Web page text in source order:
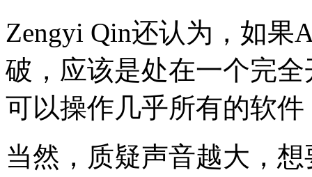
Zengyi Qin还认为，如果
破，应该是处在一个完
可以操作几乎所有的软
当然，质疑声音越大，